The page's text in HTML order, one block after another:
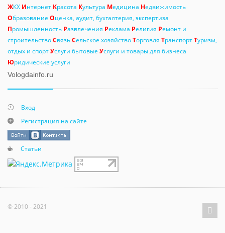
ЖКХ Интернет Красота Культура Медицина Недвижимость
Образование Оценка, аудит, бухгалтерия, экспертиза
Промышленность Развлечения Реклама Религия Ремонт и
строительствоСвязьСельское хозяйствоТорговля ТранспортТуризм,
отдых и спортУслуги бытовые Услуги и товары для бизнеса
Юридические услуги
Vologdainfo.ru
Вход
Регистрация на сайте
Статьи
© 2010 - 2021